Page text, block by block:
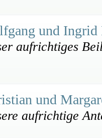
und
aufrichtiges
und
aufrichtige